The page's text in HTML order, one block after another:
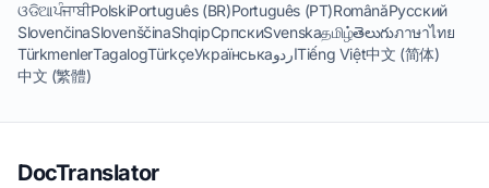
ଓଡିଆਪੰਜਾਬੀPolskiPortuguês (BR)Português (PT)RomânăРусский
SlovenčinaSlovenščinaShqipСрпскиSvenskaதமிழ்తెలుగుภาษาไทย
TürkmenlerTagalogTürkçeУкраїнськаاردوTiếng Việt中文 (简体)
中文 (繁體)
DocTranslator